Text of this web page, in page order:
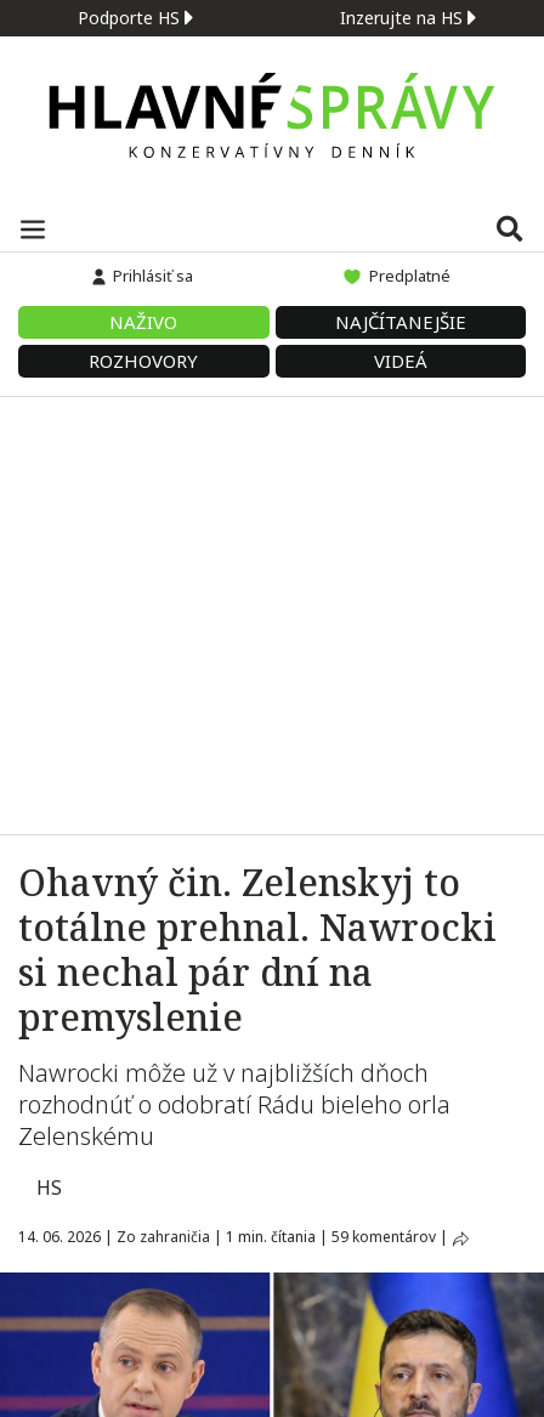
Podporte HS Inzerujte na HS
Prihlásiť sa Predplatné
NAŽIVO
NAJČÍTANEJŠIE
ROZHOVORY
VIDEÁ
Ohavný čin. Zelenskyj to
totálne prehnal. Nawrocki
si nechal pár dní na
premyslenie
Nawrocki môže už v najbližších dňoch
rozhodnúť o odobratí Rádu bieleho orla
Zelenskému
HS
14. 06. 2026 | Zo zahraničia | 1 min. čítania | 59 komentárov |